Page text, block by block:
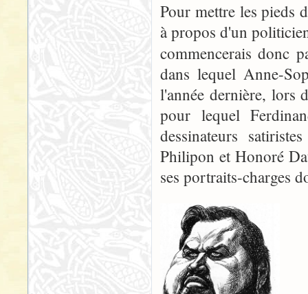
Pour mettre les pieds
à propos d'un
commencerais donc
dans lequel Anne-
l'année dernière, lors
pour lequel
dessinateurs
Philipon et Honoré
ses portraits-charges